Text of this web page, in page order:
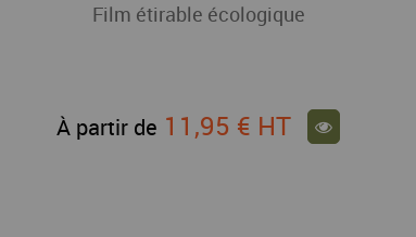
Film étirable écologique
À partir de 11,95 € HT